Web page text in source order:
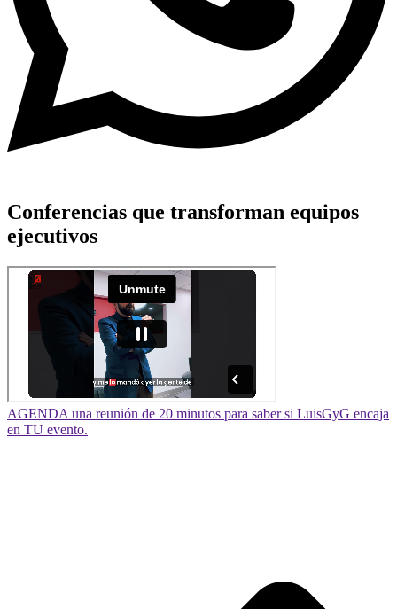
Conferencias que transforman equipos
ejecutivos
AGENDA una reunión de 20 minutos para saber si LuisGyG encaja
en TU evento.